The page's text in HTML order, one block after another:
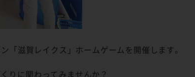
「滋賀レイクス」ホームゲームを開催します。
りに関わってみませんか？